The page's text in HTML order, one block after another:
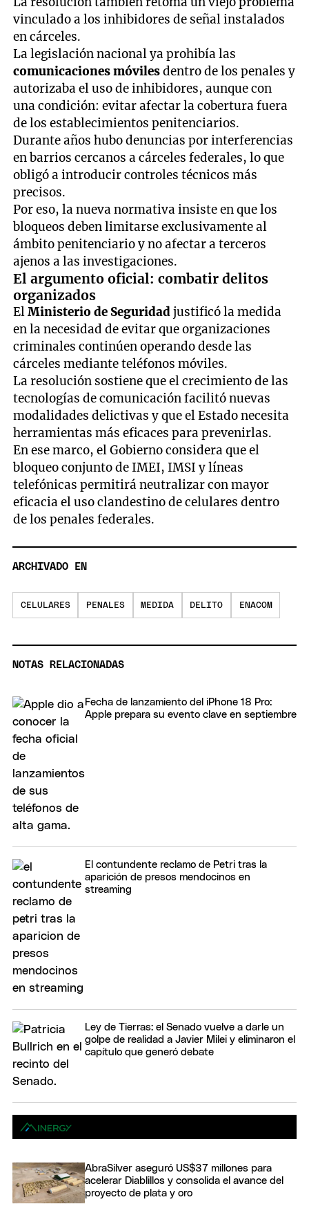
vinculado a los inhibidores de señal instalados
en cárceles.
La legislación nacional ya prohibía las
comunicaciones móvilesdentro de los penales y
autorizaba el uso de inhibidores, aunque con
una condición: evitar afectar la cobertura fuera
de los establecimientos penitenciarios.
Durante años hubo denuncias por interferencias
en barrios cercanos a cárceles federales, lo que
obligó a introducir controles técnicos más
precisos.
Por eso, la nueva normativa insiste en que los
bloqueos deben limitarse exclusivamente al
ámbito penitenciario y no afectar a terceros
ajenos a las investigaciones.
El argumento oficial: combatir delitos
organizados
ElMinisterio de Seguridadjustificó la medida
en la necesidad de evitar que organizaciones
criminales continúen operando desde las
cárceles mediante teléfonos móviles.
La resolución sostiene que el crecimiento de las
tecnologías de comunicación facilitó nuevas
modalidades delictivas y que el Estado necesita
herramientas más eficaces para prevenirlas.
En ese marco, el Gobierno considera que el
bloqueo conjunto de IMEI, IMSI y líneas
telefónicas permitirá neutralizar con mayor
eficacia el uso clandestino de celulares dentro
de los penales federales.
ARCHIVADO EN
CELULARES PENALES MEDIDA DELITO ENACOM
NOTAS RELACIONADAS
Fecha de lanzamiento del iPhone 18 Pro:
Apple prepara su evento clave en septiembre
El contundente reclamo de Petri tras la
aparición de presos mendocinos en
streaming
Ley de Tierras: el Senado vuelve a darle un
golpe de realidad a Javier Milei y eliminaron el
capítulo que generó debate
AbraSilver aseguró US$37 millones para
acelerar Diablillos y consolida el avance del
proyecto de plata y oro